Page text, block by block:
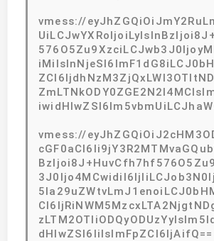
vmess://
vmess://
dHlwZSI6IiIsImFpZCI6IjAifQ==